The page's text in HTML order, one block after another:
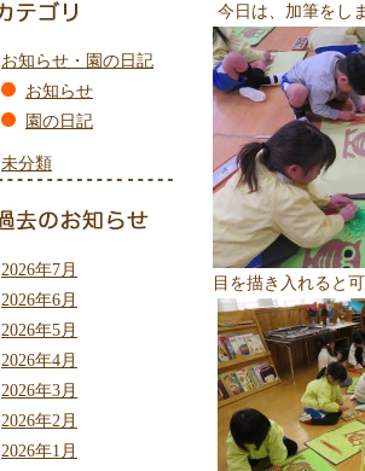
お知らせ・園の日記
お知らせ
園の日記
未分類
2026年7月
2026年6月
2026年5月
2026年4月
2026年3月
2026年2月
2026年1月
今日は、加筆をし
目を描き入れると